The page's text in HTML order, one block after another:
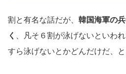
割と有名な話だが、 韓国海軍の
く
、凡そ６割が泳げないといわ
すら泳げないとかどんだけだ、と